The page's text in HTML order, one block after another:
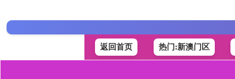
返回首页 热门:新澳门区